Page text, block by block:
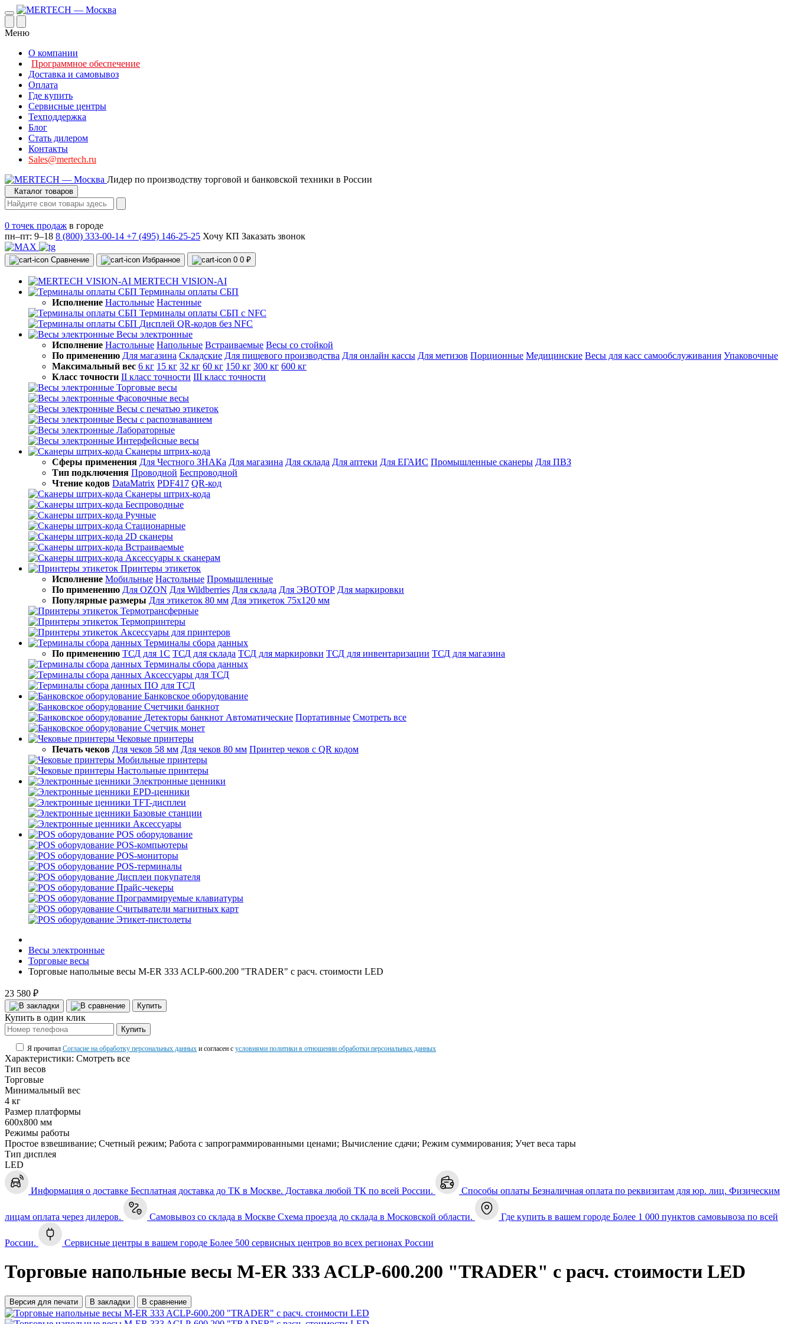
Меню
О компании
Программное обеспечение
Доставка и самовывоз
Оплата
Где купить
Сервисные центры
Техподдержка
Блог
Стать дилером
Контакты
Sales@mertech.ru
Лидер по производству торговой и банковской техники в России
Каталог товаров
0 точек продаж в городе
пн–пт: 9–18 8 (800) 333-00-14 +7 (495) 146-25-25 Хочу КП Заказать звонок
Сравнение Избранное 0 0 ₽
MERTECH VISION-AI
Терминалы оплаты СБП
Исполнение Настольные Настенные
Терминалы оплаты СБП с NFC
Дисплей QR-кодов без NFC
Весы электронные
Исполнение Настольные Напольные Встраиваемые Весы со стойкой
По применению Для магазина Складские Для пищевого производства Для онлайн кассы Для метизов Порционные Медицинские Весы для касс самообслуживания Упаковочные
Максимальный вес 6 кг 15 кг 32 кг 60 кг 150 кг 300 кг 600 кг
Класс точности II класс точности III класс точности
Торговые весы
Фасовочные весы
Весы с печатью этикеток
Весы с распознаванием
Лабораторные
Интерфейсные весы
Сканеры штрих-кода
Сферы применения Для Честного ЗНАКа Для магазина Для склада Для аптеки Для ЕГАИС Промышленные сканеры Для ПВЗ
Тип подключения Проводной Беспроводной
Чтение кодов DataMatrix PDF417 QR-код
Сканеры штрих-кода
Беспроводные
Ручные
Стационарные
2D сканеры
Встраиваемые
Аксессуары к сканерам
Принтеры этикеток
Исполнение Мобильные Настольные Промышленные
По применению Для OZON Для Wildberries Для склада Для ЭВОТОР Для маркировки
Популярные размеры Для этикеток 80 мм Для этикеток 75х120 мм
Термотрансферные
Термопринтеры
Аксессуары для принтеров
Терминалы сбора данных
По применению ТСД для 1С ТСД для склада ТСД для маркировки ТСД для инвентаризации ТСД для магазина
Терминалы сбора данных
Аксессуары для ТСД
ПО для ТСД
Банковское оборудование
Счетчики банкнот
Детекторы банкнот Автоматические Портативные Смотреть все
Счетчик монет
Чековые принтеры
Печать чеков Для чеков 58 мм Для чеков 80 мм Принтер чеков с QR кодом
Мобильные принтеры
Настольные принтеры
Электронные ценники
EPD-ценники
TFT-дисплеи
Базовые станции
Аксессуары
POS оборудование
POS-компьютеры
POS-мониторы
POS-терминалы
Дисплеи покупателя
Прайс-чекеры
Программируемые клавиатуры
Считыватели магнитных карт
Этикет-пистолеты
Весы электронные
Торговые весы
Торговые напольные весы M-ER 333 ACLP-600.200 "TRADER" с расч. стоимости LED
23 580 ₽
Купить
Купить в один клик
Купить
Я прочитал Согласие на обработку персональных данных и согласен с условиями политики в отношении обработки персональных данных
Характеристики: Смотреть все
Тип весов
Торговые
Минимальный вес
4 кг
Размер платформы
600х800 мм
Режимы работы
Простое взвешивание; Счетный режим; Работа с запрограммированными ценами; Вычисление сдачи; Режим суммирования; Учет веса тары
Тип дисплея
LED
Информация о доставке Бесплатная доставка до ТК в Москве. Доставка любой ТК по всей России. Способы оплаты Безналичная оплата по реквизитам для юр. лиц. Физическим
лицам оплата через дилеров. Самовывоз со склада в Москве Схема проезда до склада в Московской области. Где купить в вашем городе Более 1 000 пунктов самовывоза по всей
России. Сервисные центры в вашем городе Более 500 сервисных центров во всех регионах России
Торговые напольные весы M-ER 333 ACLP-600.200 "TRADER" с расч. стоимости LED
Версия для печати В закладки В сравнение